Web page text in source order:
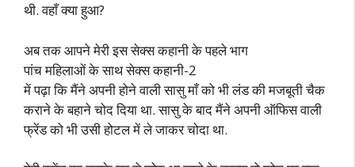
थी. वहाँ क्या हुआ?
अब तक आपने मेरी इस सेक्स कहानी के पहले भाग
पांच महिलाओं के साथ सेक्स कहानी-2
में पढ़ा कि मैंने अपनी होने वाली सासु माँ को भी लंड की मजबूती चैक
कराने के बहाने चोद दिया था. सासु के बाद मैंने अपनी ऑफिस वाली
फ्रेंड को भी उसी होटल में ले जाकर चोदा था.